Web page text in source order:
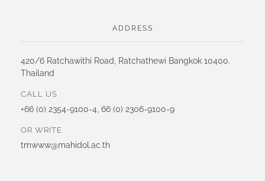
ADDRESS
420/6 Ratchawithi Road, Ratchathewi Bangkok 10400.
Thailand
CALL US
+66 (0) 2354-9100-4, 66 (0) 2306-9100-9
OR WRITE
tmwww@mahidol.ac.th